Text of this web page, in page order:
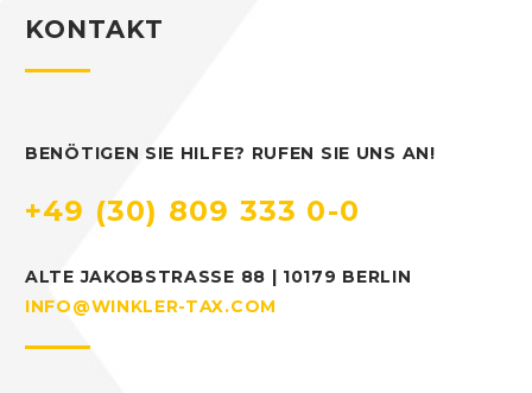
KONTAKT
BENÖTIGEN SIE HILFE? RUFEN SIE UNS AN!
+49 (30) 809 333 0-0
ALTE JAKOBSTRASSE 88 | 10179 BERLIN
INFO@WINKLER-TAX.COM